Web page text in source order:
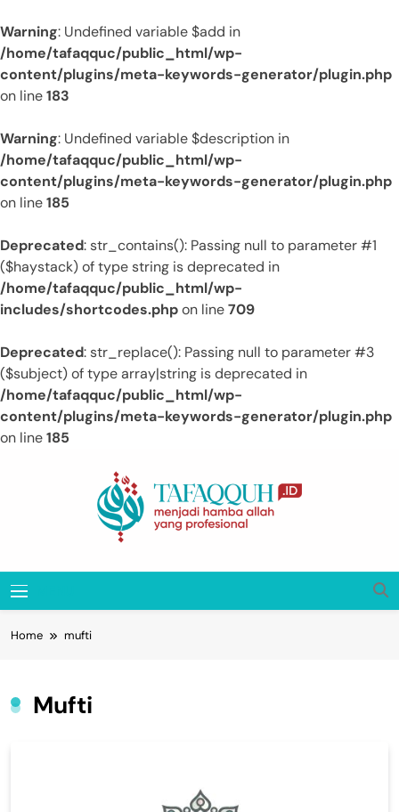
Warning: Undefined variable $add in
/home/tafaqquc/public_html/wp-
content/plugins/meta-keywords-generator/plugin.php
on line183
Warning: Undefined variable $description in
/home/tafaqquc/public_html/wp-
content/plugins/meta-keywords-generator/plugin.php
on line185
Deprecated: str_contains(): Passing null to parameter #1
($haystack) of type string is deprecated in
/home/tafaqquc/public_html/wp-
includes/shortcodes.phpon line709
Deprecated: str_replace(): Passing null to parameter #3
($subject) of type array|string is deprecated in
/home/tafaqquc/public_html/wp-
content/plugins/meta-keywords-generator/plugin.php
on line185
Tafaqquh.ID
Home mufti
Mufti